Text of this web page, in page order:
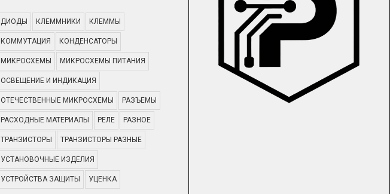
ДИОДЫ КЛЕММНИКИ КЛЕММЫ
КОММУТАЦИЯ КОНДЕНСАТОРЫ
МИКРОСХЕМЫ МИКРОСХЕМЫ ПИТАНИЯ
ОСВЕЩЕНИЕ И ИНДИКАЦИЯ
ОТЕЧЕСТВЕННЫЕ МИКРОСХЕМЫ РАЗЪЕМЫ
РАСХОДНЫЕ МАТЕРИАЛЫ РЕЛЕ РАЗНОЕ
ТРАНЗИСТОРЫ ТРАНЗИСТОРЫ РАЗНЫЕ
УСТАНОВОЧНЫЕ ИЗДЕЛИЯ
УСТРОЙСТВА ЗАЩИТЫ УЦЕНКА